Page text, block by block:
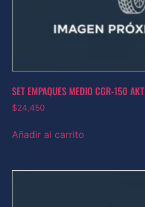
SET EMPAQUES MEDIO CGR-150 AKT
$24,450
Añadir al carrito